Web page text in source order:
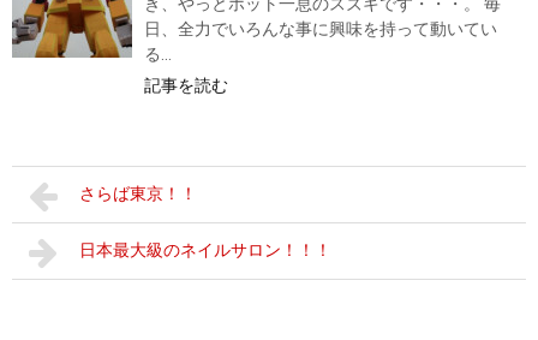
日、全力でいろんな事に興味を持って動いてい
る...
記事を読む
さらば東京！！
日本最大級のネイルサロン！！！